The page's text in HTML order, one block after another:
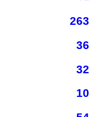
263
36
32
10